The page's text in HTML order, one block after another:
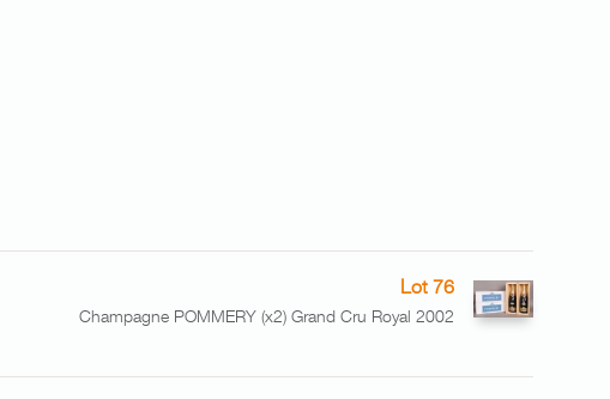
Lot 76
Champagne POMMERY (x2) Grand Cru Royal 2002